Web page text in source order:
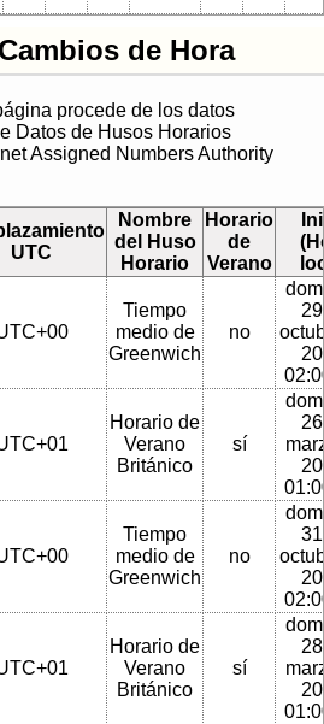
de Hora
procede de los datos
Datos de Husos Horarios
Assigned Numbers Authority
UTC
Nombre
del Huso
Horario
Horario
de
Verano
Tiempo
medio de
Greenwich
no
Horario de
Verano
Británico
sí
Tiempo
medio de
Greenwich
no
Horario de
Verano
Británico
sí